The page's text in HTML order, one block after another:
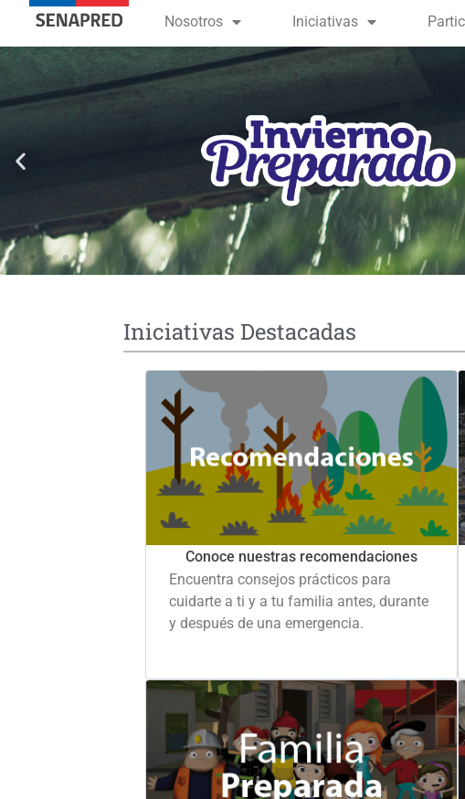
contenido
Nosotros Iniciativas
Iniciativas Destacadas
Conoce nuestras recomendaciones
Encuentra consejos prácticos para
cuidarte a ti y a tu familia antes, durante
y después de una emergencia.